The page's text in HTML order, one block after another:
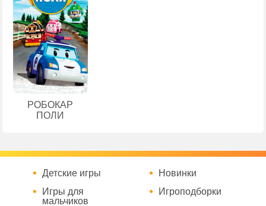
РОБОКАР
ПОЛИ
Детские игры
Игры для
мальчиков
Новинки
Игроподборки